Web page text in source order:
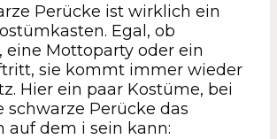
Perücke ist wirklich ein
Egal, ob
eine Mottoparty oder ein
sie kommt immer wieder
Hier ein paar Kostüme, bei
schwarze Perücke das
auf dem i sein kann: